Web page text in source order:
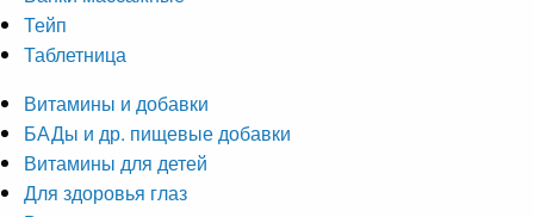
Тейп
Таблетница
Витамины и добавки
БАДы и др. пищевые добавки
Витамины для детей
Для здоровья глаз